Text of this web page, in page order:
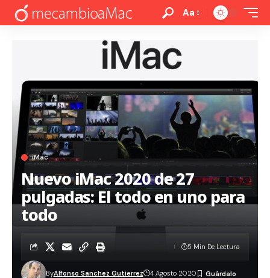
Aa
iMac
Nuevo iMac 2020 de 27
pulgadas: El todo en uno para
todo
ByAlfonso Sanchez Gutierrez 4 Agosto 2020
5 Min De Lectura